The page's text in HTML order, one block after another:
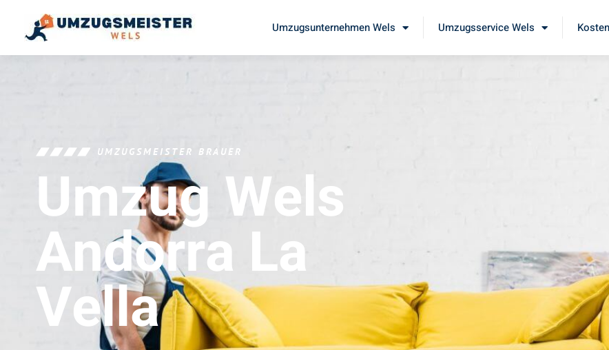
Umzugsunternehmen Wels Umzugsservice Wels
UMZUGSMEISTER BRAUER
Umzug Wels
Andorra La
Vella